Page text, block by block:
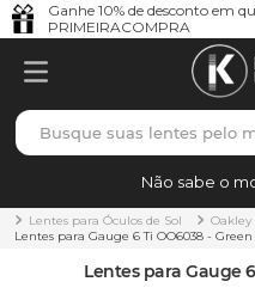
Ganhe 10% de desconto em
PRIMEIRACOMPRA
Busque suas lentes pelo
Não sabe o
Lentes para Óculos de Sol
Oakley
Lentes para Gauge 6 Ti OO6038 - Green
Lentes para Gauge
TERMOS MAIS BUSCADOS
1º borrachas
holbrook